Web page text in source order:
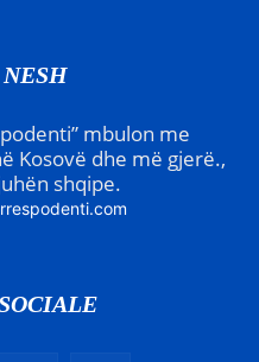
mbulon me
Kosovë dhe më gjerë.,
shqipe.